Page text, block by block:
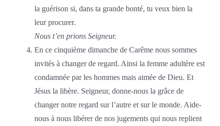
la guérison si, dans ta grande bonté, tu veux bien la
leur procurer.
Nous t’en prions Seigneur.
En ce cinquième dimanche de Carême nous sommes
invités à changer de regard. Ainsi la femme adultère est
condamnée par les hommes mais aimée de Dieu. Et
Jésus la libère. Seigneur, donne-nous la grâce de
changer notre regard sur l’autre et sur le monde. Aide-
nous à nous libérer de nos jugements qui nous replient